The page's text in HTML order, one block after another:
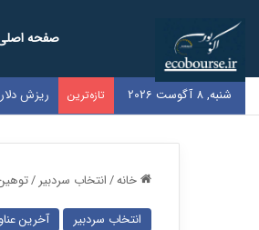
صفحه
شنبه, 8 آگوست 2026 تازه‌ترین نرخ
خانه/انتخاب سردبیر /
انتخاب سردبیر آخرین